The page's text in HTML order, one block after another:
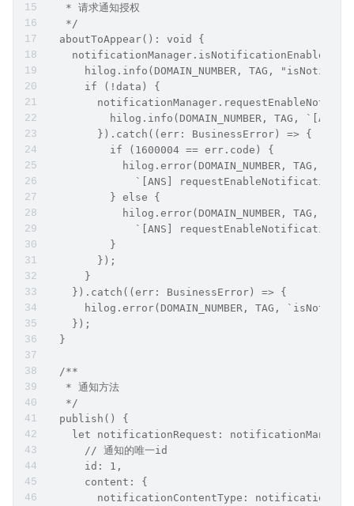
   * 请求通知授权
   */
  aboutToAppear(): void {
hilog.info(DOMAIN_NUMBER, TAG,
      if (!data) {
hilog.info(DOMAIN_NUMBER, TAG, `[ANS]
        }).catch((err: BusinessError) => {
          if (1600004 == err.code) {
            hilog.error(DOMAIN_NUMBER, TAG,
`[ANS] requestEnableNotification
          } else {
            hilog.error(DOMAIN_NUMBER, TAG,
`[ANS] requestEnableNotification
          }
        });
      }
    }).catch((err: BusinessError) => {
hilog.error(DOMAIN_NUMBER, TAG,
    });
  }
  /**
   * 通知方法
   */
  publish() {
let notificationRequest:
      // 通知的唯一id
      id: 1,
      content: {
notificationContentType: